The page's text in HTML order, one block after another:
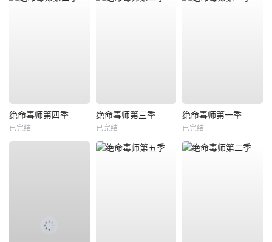
绝命毒师第四季
已完结
绝命毒师第三季
已完结
绝命毒师第一季
已完结